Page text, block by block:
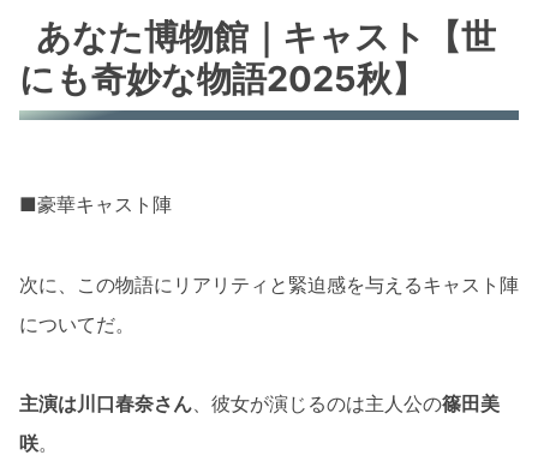
あなた博物館｜キャスト【世
にも奇妙な物語2025秋】
■豪華キャスト陣
次に、この物語にリアリティと緊迫感を与えるキャスト陣
についてだ。
主演は川口春奈さん、彼女が演じるのは主人公の篠田美
咲。